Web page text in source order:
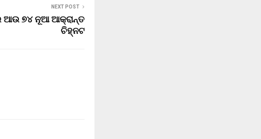
NEXT POST
ଆଉ ୭୪ ନୂଆ ଆକ୍ରାନ୍ତ
ଚିହ୍ନଟ